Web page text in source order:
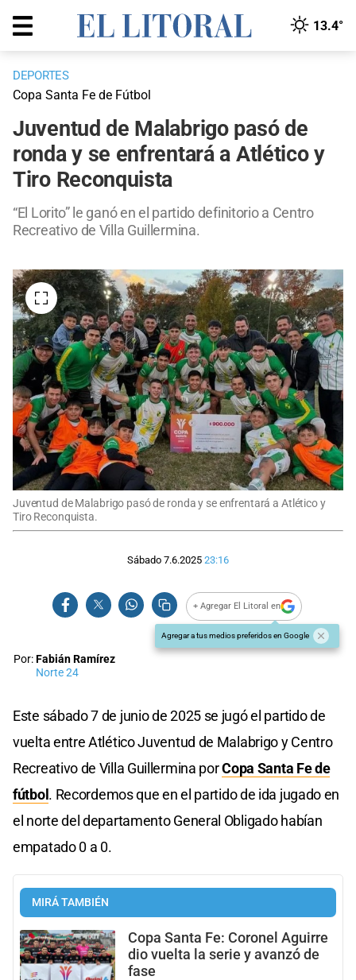
13.4°
DEPORTES
Copa Santa Fe de Fútbol
Juventud de Malabrigo pasó de
ronda y se enfrentará a Atlético y
Tiro Reconquista
“El Lorito” le ganó en el partido definitorio a Centro
Recreativo de Villa Guillermina.
Juventud de Malabrigo pasó de ronda y se enfrentará a Atlético y
Tiro Reconquista.
Sábado 7.6.2025 23:16
+ Agregar El Litoral en
Agregar a tus medios preferidos en Google
Por:Fabián Ramírez
Norte 24
Este sábado 7 de junio de 2025 se jugó el partido de
vuelta entre Atlético Juventud de Malabrigo y Centro
Recreativo de Villa Guillermina porCopa Santa Fe de
fútbol. Recordemos que en el partido de ida jugado en
el norte del departamento General Obligado habían
empatado 0 a 0.
MIRÁ TAMBIÉN
Copa Santa Fe: Coronel Aguirre
dio vuelta la serie y avanzó de
fase